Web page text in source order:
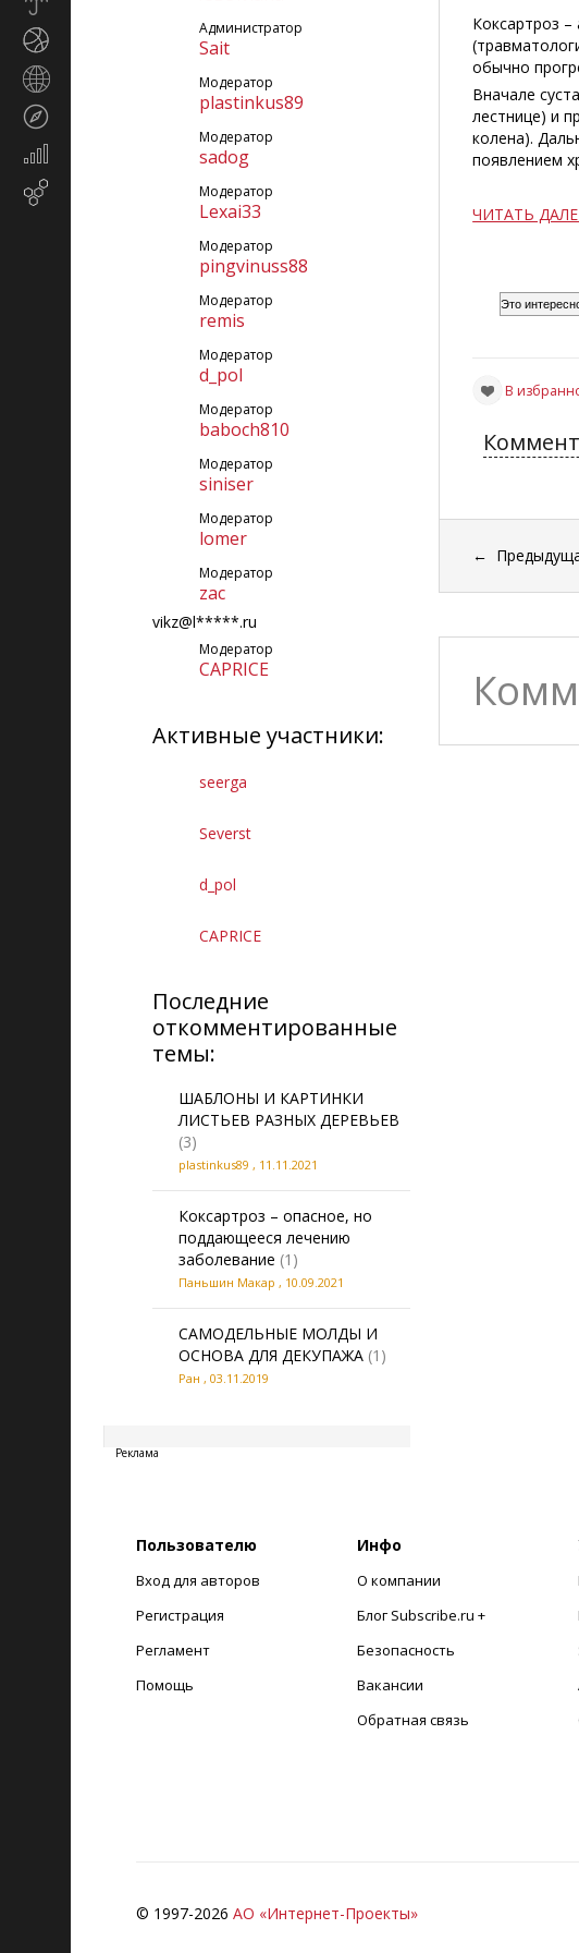
Администратор
Sait
Модератор
plastinkus89
Модератор
sadog
Модератор
Lexai33
Модератор
pingvinuss88
Модератор
remis
Модератор
d_pol
Модератор
baboch810
Модератор
siniser
Модератор
lomer
Модератор
zac
vikz@l*****.ru
Модератор
CAPRICE
Активные участники:
seerga
Severst
d_pol
CAPRICE
Последние
откомментированные
темы:
ШАБЛОНЫ И КАРТИНКИ
ЛИСТЬЕВ РАЗНЫХ ДЕРЕВЬЕВ
(3)
plastinkus89 , 11.11.2021
Коксартроз – опасное, но
поддающееся лечению
заболевание (1)
Паньшин Макар , 10.09.2021
САМОДЕЛЬНЫЕ МОЛДЫ И
ОСНОВА ДЛЯ ДЕКУПАЖА (1)
Ран , 03.11.2019
Реклама
Коксартроз
обычно
Вначале
лестнице) и
колена).
появлением
ЧИТАТЬ
Это
В
←
Пользователю
Вход для авторов
Регистрация
Регламент
Помощь
Инфо
О компании
Блог Subscribe.ru +
Безопасность
Вакансии
Обратная связь
© 1997-2026 АО «Интернет-Проекты»